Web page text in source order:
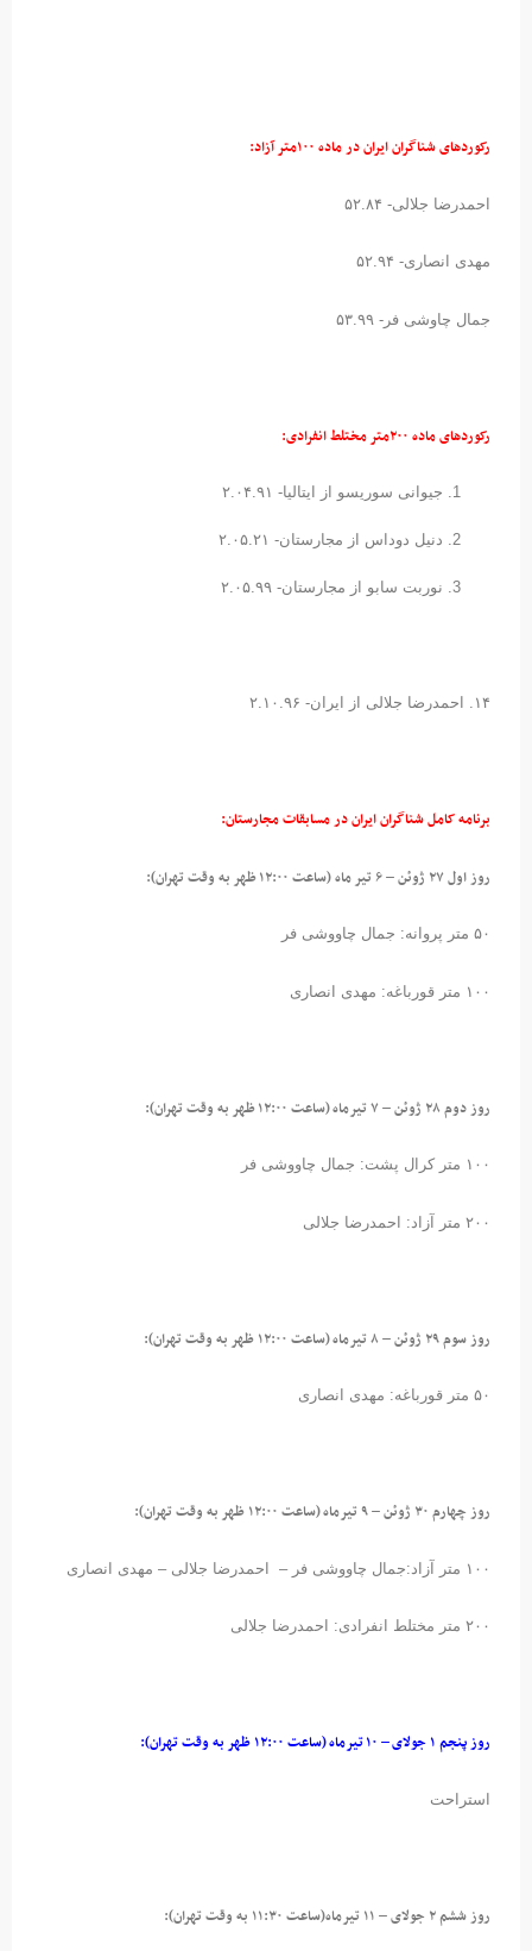
رکوردهای شناگران ایران در ماده ۱۰۰متر آزاد:
احمدرضا جلالی- ۵۲.۸۴
مهدی انصاری- ۵۲.۹۴
جمال چاوشی فر- ۵۳.۹۹
رکوردهای ماده ۲۰۰متر مختلط انفرادی:
جیوانی سوریسو از ایتالیا- ۲.۰۴.۹۱
دنیل دوداس از مجارستان- ۲.۰۵.۲۱
نوربت سابو از مجارستان- ۲.۰۵.۹۹
۱۴. احمدرضا جلالی از ایران- ۲.۱۰.۹۶
برنامه کامل شناگران ایران در مسابقات مجارستان:
روز اول ۲۷ ژوئن – ۶ تیر ماه (ساعت ۱۲:۰۰ ظهر به وقت تهران):
۵۰ متر پروانه: جمال چاووشی فر
۱۰۰ متر قورباغه: مهدی انصاری
روز دوم ۲۸ ژوئن – ۷ تیرماه (ساعت ۱۲:۰۰ ظهر به وقت تهران):
۱۰۰ متر کرال پشت: جمال چاووشی فر
۲۰۰ متر آزاد: احمدرضا جلالی
روز سوم ۲۹ ژوئن – ۸ تیرماه (ساعت ۱۲:۰۰ ظهر به وقت تهران):
۵۰ متر قورباغه: مهدی انصاری
روز چهارم ۳۰ ژوئن – ۹ تیرماه (ساعت ۱۲:۰۰ ظهر به وقت تهران):
۱۰۰ متر آزاد:جمال چاووشی فر – احمدرضا جلالی – مهدی انصاری
۲۰۰ متر مختلط انفرادی: احمدرضا جلالی
روز پنجم ۱ جولای – ۱۰ تیرماه (ساعت ۱۲:۰۰ ظهر به وقت تهران):
استراحت
روز ششم ۲ جولای – ۱۱ تیرماه(ساعت ۱۱:۳۰ به وقت تهران):